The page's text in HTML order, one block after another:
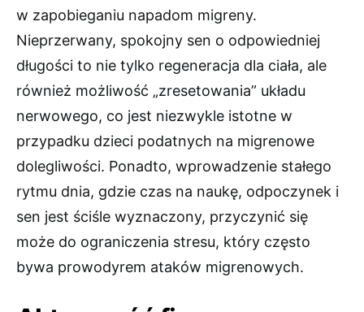
w zapobieganiu napadom migreny.
Nieprzerwany, spokojny sen o odpowiedniej
długości to nie tylko regeneracja dla ciała, ale
również możliwość „zresetowania” układu
nerwowego, co jest niezwykle istotne w
przypadku dzieci podatnych na migrenowe
dolegliwości. Ponadto, wprowadzenie stałego
rytmu dnia, gdzie czas na naukę, odpoczynek i
sen jest ściśle wyznaczony, przyczynić się
może do ograniczenia stresu, który często
bywa prowodyrem ataków migrenowych.